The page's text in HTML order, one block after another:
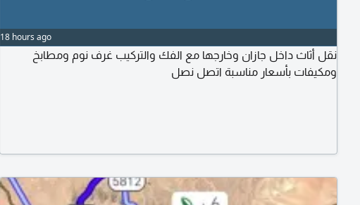
18 hours ago
نقل أثاث داخل جازان وخارجها مع الفك والتركيب غرف نوم ومطابخ
ومكيفات بأسعار مناسبة اتصل نصل